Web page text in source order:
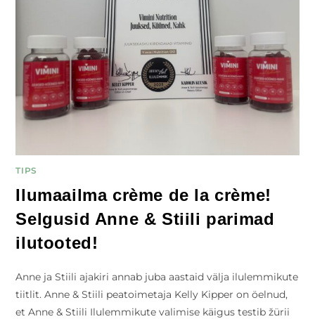
TIPS
Ilumaailma crème de la crème!
Selgusid Anne & Stiili parimad
ilutooted!
Anne ja Stiili ajakiri annab juba aastaid välja ilulemmikute
tiitlit. Anne & Stiili peatoimetaja Kelly Kipper on öelnud,
et Anne & Stiili Ilulemmikute valimise käigus testib žürii